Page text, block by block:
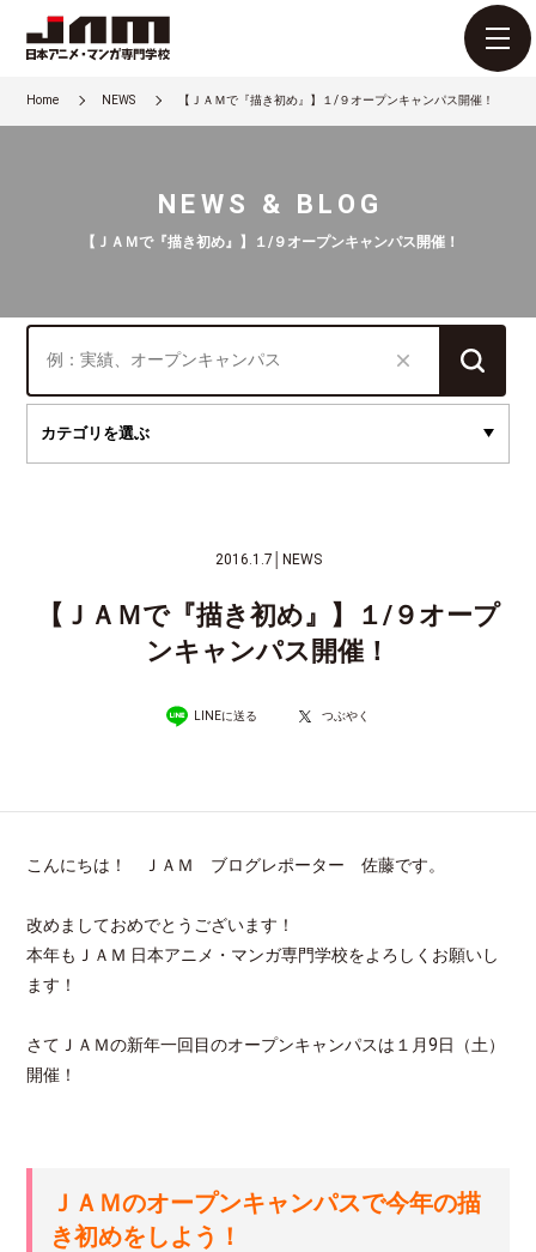
Home NEWS 【ＪＡＭで『描き初め』】１/９オープンキャンパス開催！
NEWS & BLOG
【ＪＡＭで『描き初め』】１/９オープンキャンパス開催！
2016.1.7 NEWS
【ＪＡＭで『描き初め』】１/９オープ
ンキャンパス開催！
LINEに送る つぶやく
こんにちは！ ＪＡＭ ブログレポーター 佐藤です。
改めましておめでとうございます！
本年もＪＡＭ 日本アニメ・マンガ専門学校をよろしくお願いし
ます！
さてＪＡＭの新年一回目のオープンキャンパスは１月9日（土）
開催！
ＪＡＭのオープンキャンパスで今年の描
き初めをしよう！